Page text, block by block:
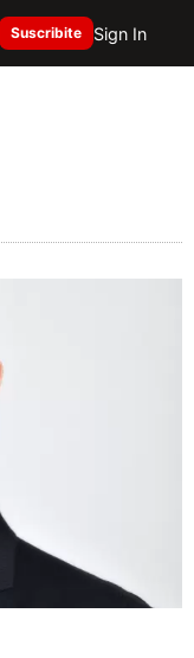
Suscribite Sign In